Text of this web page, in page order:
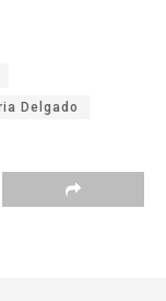
Delgado